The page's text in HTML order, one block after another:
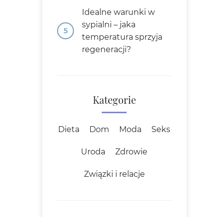
Idealne warunki w
sypialni – jaka
temperatura sprzyja
regeneracji?
Kategorie
Dieta Dom Moda Seks
Uroda Zdrowie
Związki i relacje